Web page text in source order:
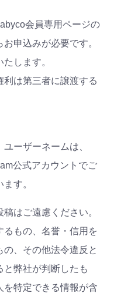
会員専用ページの
申込みが必要です。
します。
利は第三者に譲渡する
ーザーネームは、
公式アカウントでご
す。
はご遠慮ください。
るもの、名誉・信用を
、その他法令違反と
と弊社が判断したも
を特定できる情報が含